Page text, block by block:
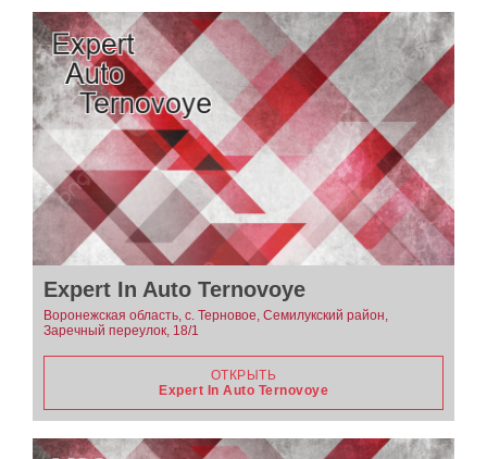
Expert In Auto Ternovoye
Воронежская область, с. Терновое, Семилукский район,
Заречный переулок, 18/1
ОТКРЫТЬ
Expert In Auto Ternovoye